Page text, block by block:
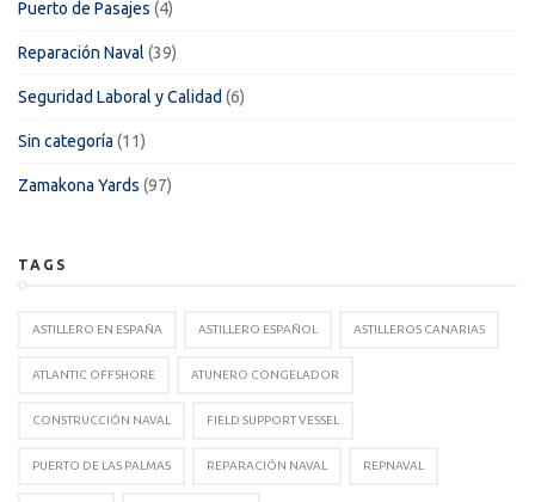
Puerto de Pasajes (4)
Reparación Naval (39)
Seguridad Laboral y Calidad (6)
Sin categoría (11)
Zamakona Yards (97)
TAGS
ASTILLERO EN ESPAÑA ASTILLERO ESPAÑOL ASTILLEROS CANARIAS
ATLANTIC OFFSHORE ATUNERO CONGELADOR
CONSTRUCCIÓN NAVAL FIELD SUPPORT VESSEL
PUERTO DE LAS PALMAS REPARACIÓN NAVAL REPNAVAL